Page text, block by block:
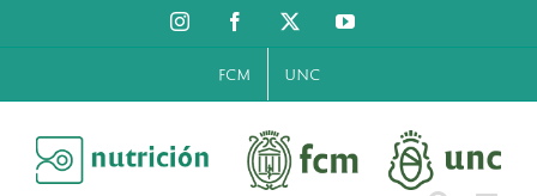
al
InstagramFacebook YouTube
FCM UNC